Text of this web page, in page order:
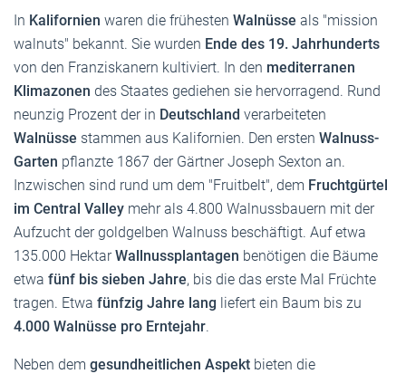
In Kalifornien waren die frühesten Walnüsse als "mission
walnuts" bekannt. Sie wurden Ende des 19. Jahrhunderts
von den Franziskanern kultiviert. In den mediterranen
Klimazonen des Staates gediehen sie hervorragend. Rund
neunzig Prozent der in Deutschland verarbeiteten
Walnüsse stammen aus Kalifornien. Den ersten Walnuss-
Garten pflanzte 1867 der Gärtner Joseph Sexton an.
Inzwischen sind rund um dem "Fruitbelt", dem Fruchtgürtel
im Central Valley mehr als 4.800 Walnussbauern mit der
Aufzucht der goldgelben Walnuss beschäftigt. Auf etwa
135.000 HektarWallnussplantagen benötigen die Bäume
etwa fünf bis sieben Jahre, bis die das erste Mal Früchte
tragen. Etwa fünfzig Jahre lang liefert ein Baum bis zu
4.000 Walnüsse pro Erntejahr.
Neben dem gesundheitlichen Aspekt bieten die